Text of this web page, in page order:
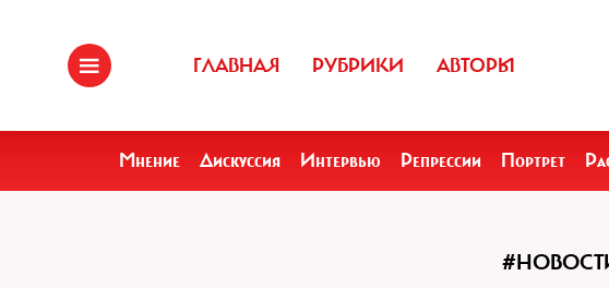
ГЛАВНАЯ РУБРИКИ АВТОРЫ
Мнение Дискуссия Интервью Репрессии Портрет